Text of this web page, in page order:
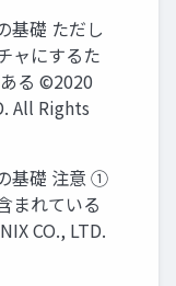
基礎 ただし
ャにするた
る ©2020
All Rights
基礎 注意 ①
まれている
CO., LTD.